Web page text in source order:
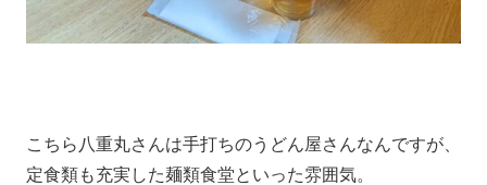
こちら八重丸さんは手打ちのうどん屋さんなんですが、
定食類も充実した麺類食堂といった雰囲気。